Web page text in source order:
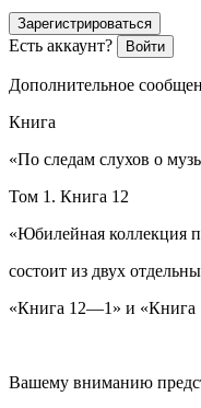
Зарегистрироваться
Есть аккаунт? Войти
Дополнительное
Книга
«По следам слухов о
Том 1. Книга 12
«Юбилейная
состоит из двух
«Книга 12—1» и
Вашему вниманию